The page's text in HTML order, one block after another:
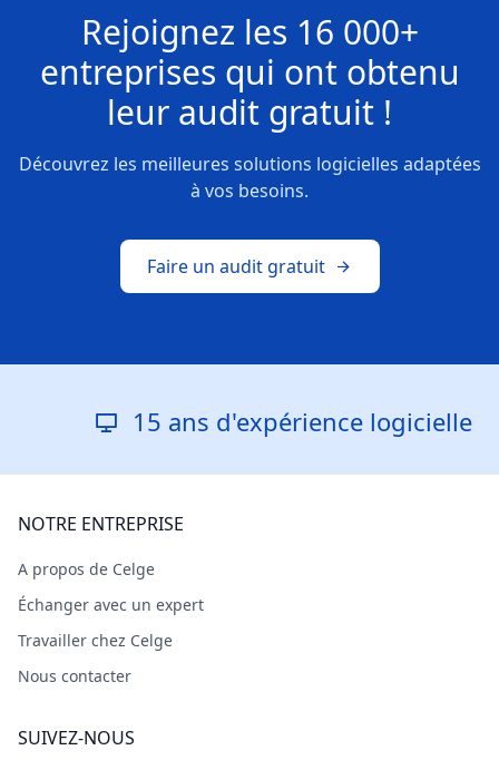
Rejoignez les 16 000+
entreprises qui ont obtenu
leur audit gratuit !
Découvrez les meilleures solutions logicielles adaptées
à vos besoins.
Faire un audit gratuit
15 ans d'expérience logicielle
NOTRE ENTREPRISE
A propos de Celge
Échanger avec un expert
Travailler chez Celge
Nous contacter
SUIVEZ-NOUS